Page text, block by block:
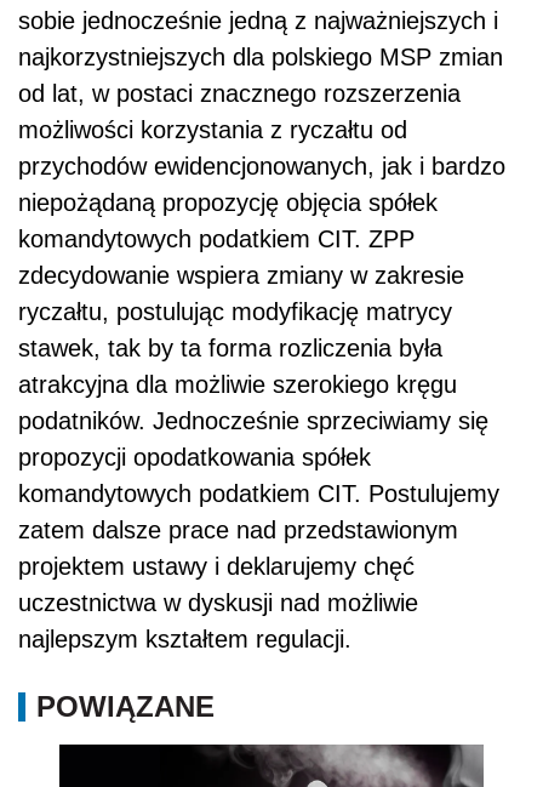
sobie jednocześnie jedną z najważniejszych i
najkorzystniejszych dla polskiego MSP zmian
od lat, w postaci znacznego rozszerzenia
możliwości korzystania z ryczałtu od
przychodów ewidencjonowanych, jak i bardzo
niepożądaną propozycję objęcia spółek
komandytowych podatkiem CIT. ZPP
zdecydowanie wspiera zmiany w zakresie
ryczałtu, postulując modyfikację matrycy
stawek, tak by ta forma rozliczenia była
atrakcyjna dla możliwie szerokiego kręgu
podatników. Jednocześnie sprzeciwiamy się
propozycji opodatkowania spółek
komandytowych podatkiem CIT. Postulujemy
zatem dalsze prace nad przedstawionym
projektem ustawy i deklarujemy chęć
uczestnictwa w dyskusji nad możliwie
najlepszym kształtem regulacji.
POWIĄZANE